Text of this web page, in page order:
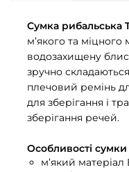
Сумка рибальська
м’якого та міцного
водозахищену
зручно
плечовий ремінь
для зберігання і
зберігання речей.
Особливості сумки
м’який матеріал